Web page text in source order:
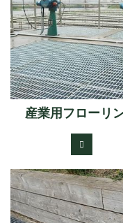
産業用フローリ